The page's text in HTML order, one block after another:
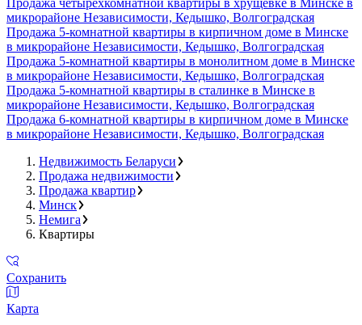
микрорайоне Независимости, Кедышко, Волгоградская
Продажа 5-комнатной квартиры в кирпичном доме в Минске
в микрорайоне Независимости, Кедышко, Волгоградская
Продажа 5-комнатной квартиры в монолитном доме в Минске
в микрорайоне Независимости, Кедышко, Волгоградская
Продажа 5-комнатной квартиры в сталинке в Минске в
микрорайоне Независимости, Кедышко, Волгоградская
Продажа 6-комнатной квартиры в кирпичном доме в Минске
в микрорайоне Независимости, Кедышко, Волгоградская
Недвижимость Беларуси
Продажа недвижимости
Продажа квартир
Минск
Немига
Квартиры
Сохранить
Карта